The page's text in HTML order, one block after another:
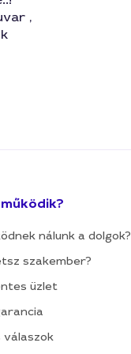
,
nálunk a dolgok?
szakember?
üzlet
válaszok